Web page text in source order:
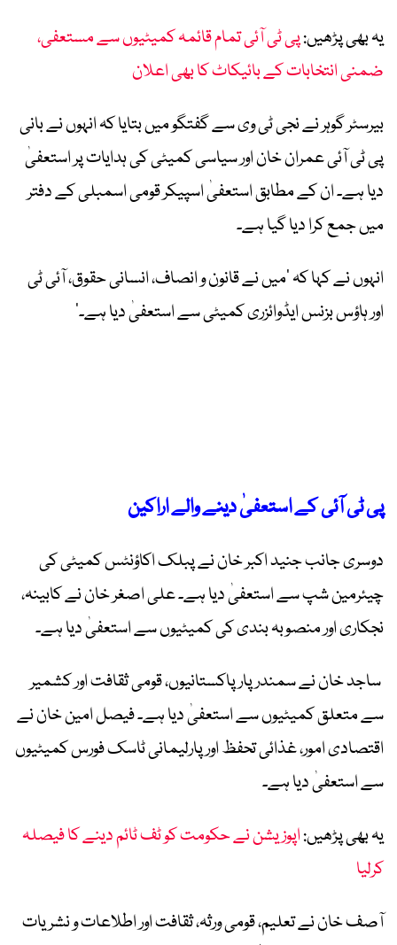
یہ بھی پڑھیں:پی ٹی آئی تمام قائمہ کمیٹیوں سے مستعفی،
ضمنی انتخابات کے بائیکاٹ کا بھی اعلان
بیرسٹر گوہر نے نجی ٹی وی سے گفتگو میں بتایا کہ انہوں نے بانی
پی ٹی آئی عمران خان اور سیاسی کمیٹی کی ہدایات پر استعفیٰ
دیا ہے۔ ان کے مطابق استعفیٰ اسپیکر قومی اسمبلی کے دفتر
میں جمع کرا دیا گیا ہے۔
انہوں نے کہا کہ ’میں نے قانون و انصاف، انسانی حقوق، آئی ٹی
اور ہاؤس بزنس ایڈوائزری کمیٹی سے استعفیٰ دیا ہے۔‘
پی ٹی آئی کے استعفیٰ دینے والے اراکین
دوسری جانب جنید اکبر خان نے پبلک اکاؤنٹس کمیٹی کی
چیئرمین شپ سے استعفیٰ دیا ہے۔ علی اصغر خان نے کابینہ،
نجکاری اور منصوبہ بندی کی کمیٹیوں سے استعفیٰ دیا ہے۔
ساجد خان نے سمندر پار پاکستانیوں، قومی ثقافت اور کشمیر
سے متعلق کمیٹیوں سے استعفیٰ دیا ہے۔ فیصل امین خان نے
اقتصادی امور، غذائی تحفظ اور پارلیمانی ٹاسک فورس کمیٹیوں
سے استعفیٰ دیا ہے۔
یہ بھی پڑھیں:اپوزیشن نے حکومت کو ٹف ٹائم دینے کا فیصلہ
کرلیا
آصف خان نے تعلیم، قومی ورثہ، ثقافت اور اطلاعات و نشریات